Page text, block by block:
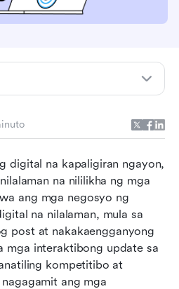
digital na kapaligiran ngayon,
na nililikha ng mga
ang mga negosyo ng
na nilalaman, mula sa
post at nakakaengganyong
mga interaktibong update sa
kompetitibo at
ang mga
ng digital na nilalaman?
sa pamamahala ng
ng digital na
hakbang na tutorial
kasanayan para sa